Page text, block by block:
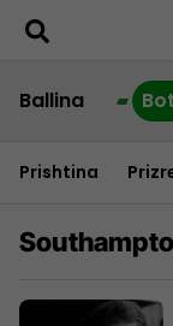
Ballina
Prishtina